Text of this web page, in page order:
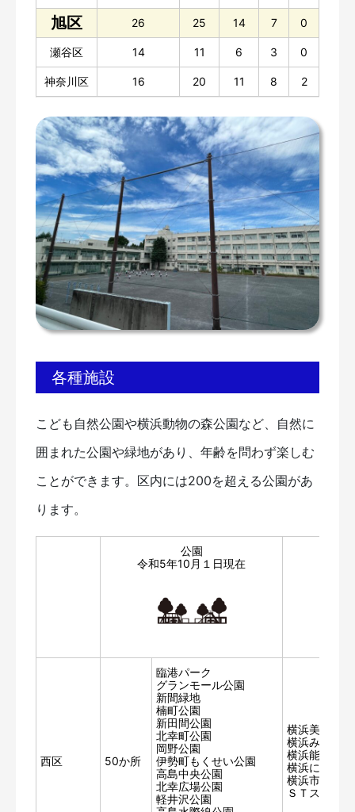
旭区 26 25 14 7 0
瀬谷区 14 11 6 3 0
神奈川区 16 20 11 8 2
各種施設
こども自然公園や横浜動物の森公園など、自然に
囲まれた公園や緑地があり、年齢を問わず楽しむ
ことができます。区内には200を超える公園があ
ります。
公園
令和5年10月１日現在
西区 50か所
臨港パーク
グランモール公園
新間緑地
楠町公園
新田間公園
北幸町公園
岡野公園
伊勢町もくせい公園
高島中央公園
北幸広場公園
軽井沢公園
横浜美術館
横浜みなと
横浜能楽堂
横浜にぎわ
横浜市民ギ
ＳＴスポット